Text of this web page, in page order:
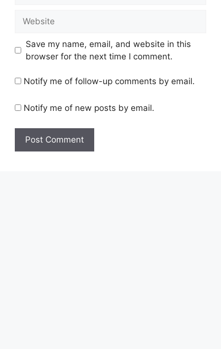
Save my name, email, and website in this
browser for the next time I comment.
Notify me of follow-up comments by email.
Notify me of new posts by email.